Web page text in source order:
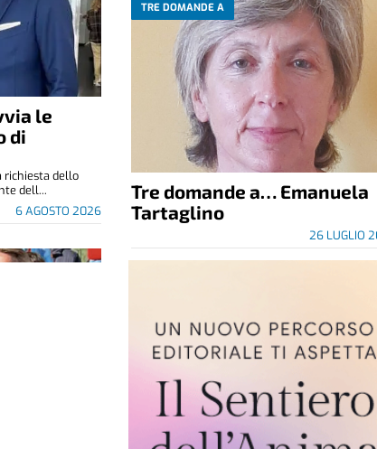
le
di
6 AGOSTO 2026
richiesta dello
dell...
TRE DOMANDE A
Tre domande a… Emanuela
Tartaglino
26 LUGLIO